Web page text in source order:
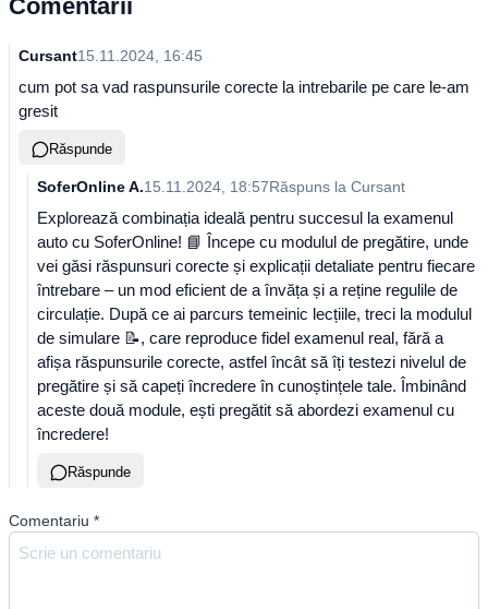
Comentarii
Cursant15.11.2024, 16:45
cum pot sa vad raspunsurile corecte la intrebarile pe care le-am
gresit
Răspunde
SoferOnline A.15.11.2024, 18:57Răspuns la Cursant
Explorează combinația ideală pentru succesul la examenul
auto cu SoferOnline! 📘 Începe cu modulul de pregătire, unde
vei găsi răspunsuri corecte și explicații detaliate pentru fiecare
întrebare – un mod eficient de a învăța și a reține regulile de
circulație. După ce ai parcurs temeinic lecțiile, treci la modulul
de simulare 📝, care reproduce fidel examenul real, fără a
afișa răspunsurile corecte, astfel încât să îți testezi nivelul de
pregătire și să capeți încredere în cunoștințele tale. Îmbinând
aceste două module, ești pregătit să abordezi examenul cu
încredere!
Răspunde
Comentariu *